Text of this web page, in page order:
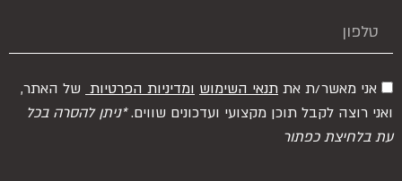
אני מאשר/ת את תנאי השימוש ומדיניות הפרטיות של האתר,
ואני רוצה לקבל תוכן מקצועי ועדכונים שווים.*ניתן להסרה בכל
עת בלחיצת כפתור